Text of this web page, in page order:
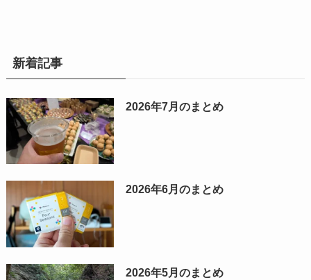
新着記事
2026年7月のまとめ
2026年6月のまとめ
2026年5月のまとめ